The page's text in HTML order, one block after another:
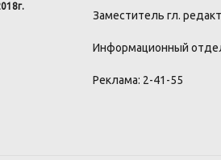
Заместитель гл.
Информационный
Реклама: 2-41-55